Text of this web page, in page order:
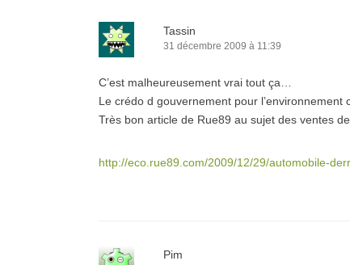
Tassin
31 décembre 2009 à 11:39
C’est malheureusement vrai tout ça…
Le crédo d gouvernement pour l’environnement
Très bon article de Rue89 au sujet des ventes
http://eco.rue89.com/2009/12/29/automobile-
Pim